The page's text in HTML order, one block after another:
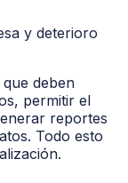
y deterioro
deben
permitir el
reportes
Todo esto